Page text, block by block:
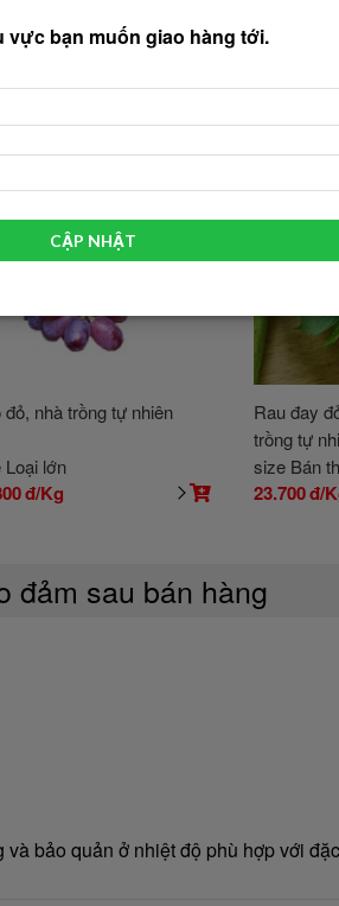
đỏ, nhà trồng tự nhiên
Loại lớn
đ/Kg
Rau đay
trồng tự
size Bán
23.700đ/
đảm sau bán hàng
bảo quản ở nhiệt độ phù hợp với
vực bạn muốn giao hàng tới.
CẬP NHẬT